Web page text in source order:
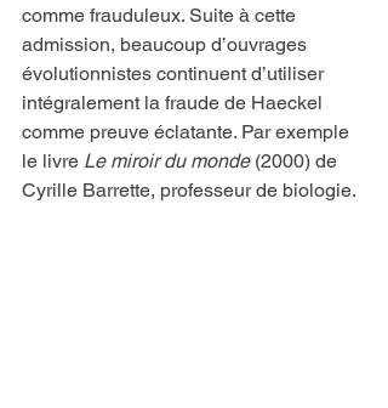
comme frauduleux. Suite à cette
admission, beaucoup d’ouvrages
évolutionnistes continuent d’utiliser
intégralement la fraude de Haeckel
comme preuve éclatante. Par exemple
le livre Le miroir du monde (2000) de
Cyrille Barrette, professeur de biologie.